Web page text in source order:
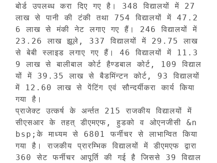
बोर्ड उपलब्ध करा दिए गए है। 348 विद्यालयों में 27
लाख से पानी की टंकी तथा 754 विद्यालयों में 47.2
6 लाख से मंकी नेट लगाए गए हैं। 246 विद्यालयों में
23.26 लाख झूले, 337 विद्यालयों में 29.75 लाख
से बेबी स्लाइड लगाए गए हैं। 46 विद्यालयों में 11.3
9 लाख से बालीबाल कोर्ट हैण्डबाल कोर्ट, 109 विद्याल
यों में 39.35 लाख से बैडमिंन्टन कोर्ट, 93 विद्यालयों
में 12.60 लाख से पेंटिंग एवं सौन्दर्यीकरा कार्य किया
गया है।
प्राजेक्ट उत्कर्ष के अर्न्तत 215 राजकीय विद्यालयों में
सीएसआर के तहत् डीएमएफ, हुडको व ओएनजीसी &n
bsp;के माध्यम से 6801 फर्नीचर से लाभान्वित किया
गया है। राजकीय प्रारम्भिक विद्यालयों में डीएमएफ द्वारा
360 सेट फर्नीचर आपूर्ति की गई है जिससे 39 विद्याल